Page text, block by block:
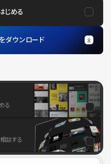
じめる
ダウンロード
る
談する